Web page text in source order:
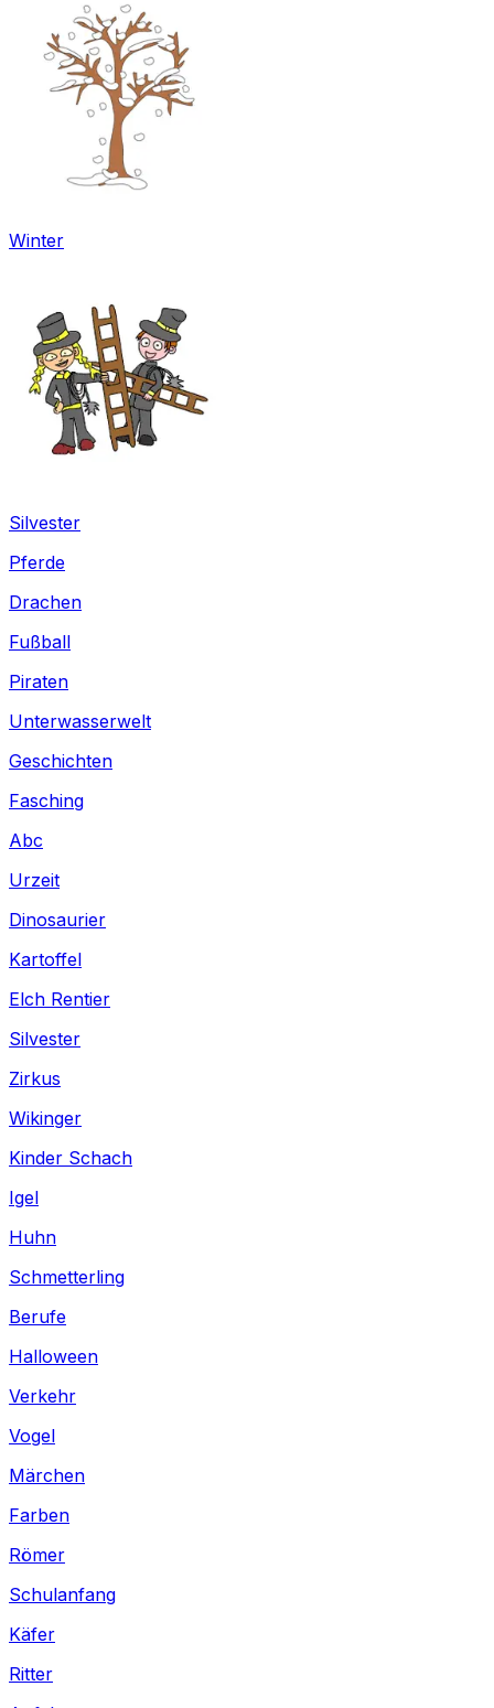
Winter
Silvester
Pferde
Drachen
Fußball
Piraten
Unterwasserwelt
Geschichten
Fasching
Abc
Urzeit
Dinosaurier
Kartoffel
Elch Rentier
Silvester
Zirkus
Wikinger
Kinder Schach
Igel
Huhn
Schmetterling
Berufe
Halloween
Verkehr
Vogel
Märchen
Farben
Römer
Schulanfang
Käfer
Ritter